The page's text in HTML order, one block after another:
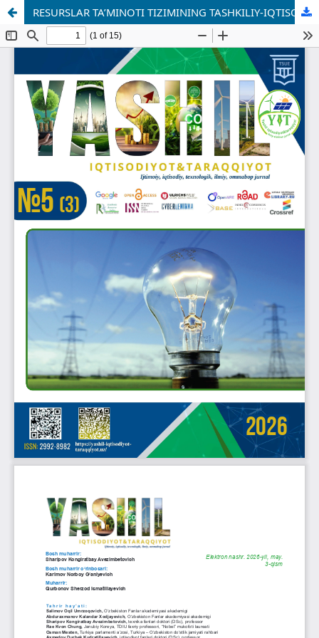
RESURSLAR TA’MINOTI TIZIMINING TASHKILIY-IQTISODIY XUSUSIYATLARI